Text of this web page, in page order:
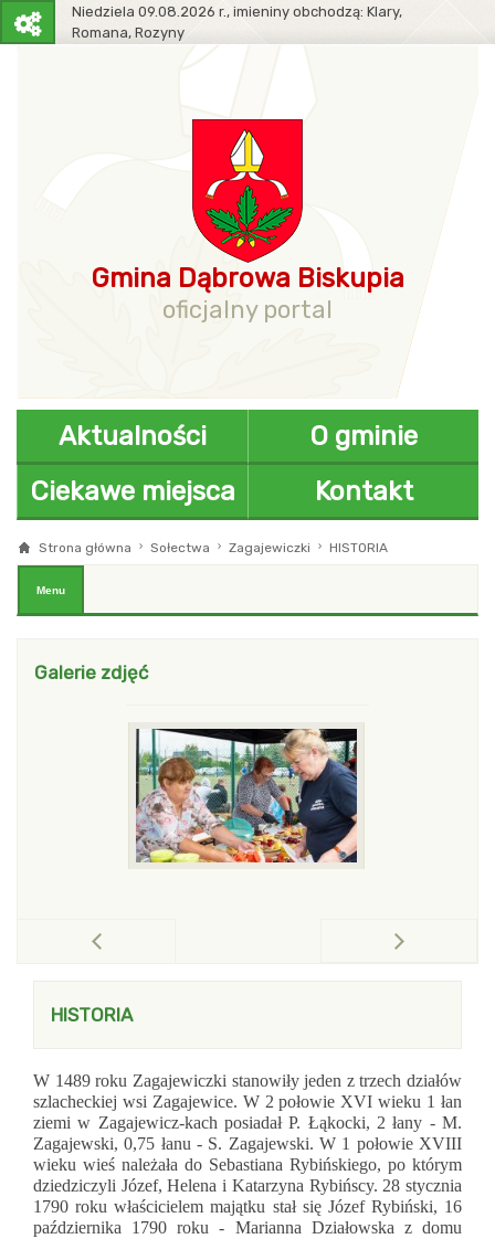
Niedziela 09.08.2026 r., imieniny obchodzą: Klary,
Romana, Rozyny
Gmina Dąbrowa Biskupia
oficjalny portal
Aktualności
O gminie
Ciekawe miejsca
Kontakt
Strona główna Sołectwa Zagajewiczki HISTORIA
blok z menu i modułami Pierwszy
Menu
Galerie zdjęć
HISTORIA
W 1489 roku Zagajewiczki stanowiły jeden z trzech działów
szlacheckiej wsi Zagajewice. W 2 połowie XVI wieku 1 łan
ziemi w Zagajewicz-kach posiadał P. Łąkocki, 2 łany - M.
Zagajewski, 0,75 łanu - S. Zagajewski. W 1 połowie XVIII
wieku wieś należała do Sebastiana Rybińskiego, po którym
dziedziczyli Józef, Helena i Katarzyna Rybińscy. 28 stycznia
1790 roku właścicielem majątku stał się Józef Rybiński, 16
października 1790 roku - Marianna Działowska z domu